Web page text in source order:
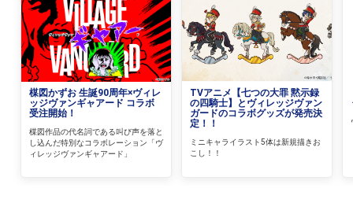
楳図かずお 生誕90周年×ヴィレ
ッジヴァンギャアード コラボ
受注開始！
楳図作品の代名詞である叫び声を落と
し込んだ特別なコラボレーション「ヴ
ィレッジヴァンギャアード」
TVアニメ【七つの大罪 黙示録
の四騎士】とヴィレッジヴァン
ガードのコラボグッズが発売決
定！！
ミニキャライラスト5体は新規描きお
こし！！